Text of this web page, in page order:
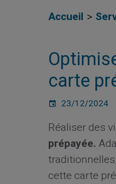
Accueil
carte
23/12/2024
Réaliser des
prépayée.
cette carte